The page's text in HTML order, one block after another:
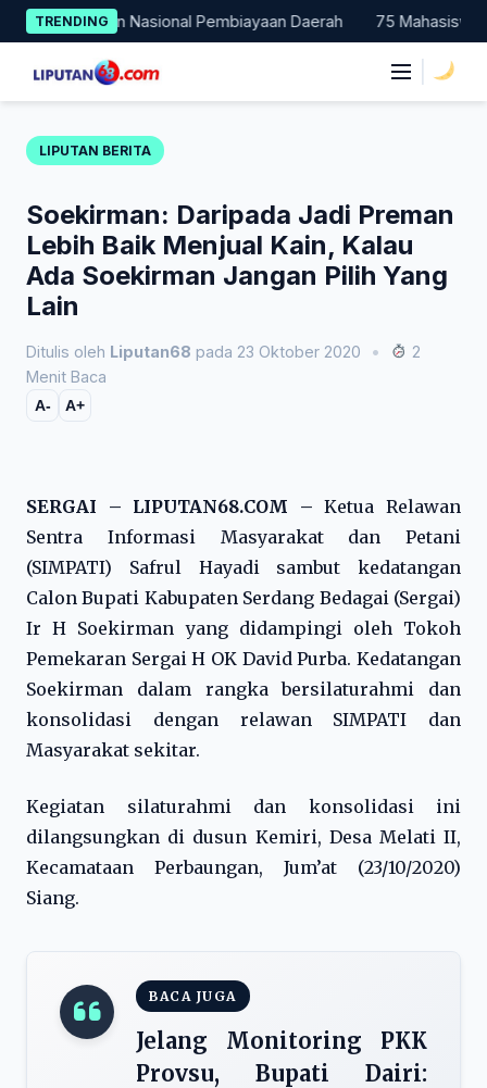
Skip
to
content
TRENDINGNasional Pembiayaan Daerah 75 Mahasiswa
LIPUTAN BERITA
Soekirman: Daripada Jadi Preman
Lebih Baik Menjual Kain, Kalau
Ada Soekirman Jangan Pilih Yang
Lain
Ditulis oleh Liputan68 pada 23 Oktober 2020 •
2
Menit Baca
A- A+
SERGAI – LIPUTAN68.COM –Ketua Relawan
Sentra Informasi Masyarakat dan Petani
(SIMPATI) Safrul Hayadi sambut kedatangan
Calon Bupati Kabupaten Serdang Bedagai (Sergai)
Ir H Soekirman yang didampingi oleh Tokoh
Pemekaran Sergai H OK David Purba. Kedatangan
Soekirman dalam rangka bersilaturahmi dan
konsolidasi dengan relawan SIMPATI dan
Masyarakat sekitar.
Kegiatan silaturahmi dan konsolidasi ini
dilangsungkan di dusun Kemiri, Desa Melati II,
Kecamataan Perbaungan, Jum’at (23/10/2020)
Siang.
BACA JUGA
Jelang Monitoring PKK
Provsu, Bupati Dairi: